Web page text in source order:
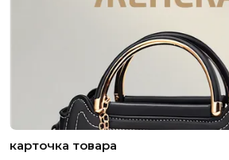
карточка товара